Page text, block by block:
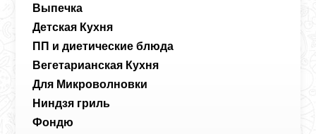
Выпечка
Детская Кухня
ПП и диетические блюда
Вегетарианская Кухня
Для Микроволновки
Ниндзя гриль
Фондю